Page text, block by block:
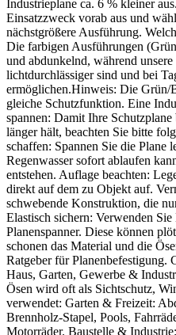
Industrieplane ca. 6 % kleiner
Einsatzzweck vorab aus und
nächstgrößere Ausführung.
Die farbigen Ausführungen
und abdunkelnd, während
lichtdurchlässiger sind und bei
ermöglichen.Hinweis: Die Grün/
gleiche Schutzfunktion. Eine
spannen: Damit Ihre
länger hält, beachten Sie bitte
schaffen: Spannen Sie die Plane
Regenwasser sofort ablaufen
entstehen. Auflage beachten:
direkt auf dem zu Objekt auf.
schwebende Konstruktion, die
Elastisch sichern: Verwenden
Planenspanner. Diese können
schonen das Material und die
Ratgeber für Planenbefestigung.
Haus, Garten, Gewerbe &
Ösen wird oft als Sichtschutz,
verwendet: Garten & Freizeit:
Brennholz-Stapel, Pools,
Motorräder. Baustelle &